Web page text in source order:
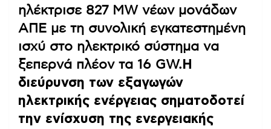
ηλέκτρισε 827 MW νέων μονάδων
ΑΠΕ με τη συνολική εγκατεστημένη
ισχύ στο ηλεκτρικό σύστημα να
ξεπερνά πλέον τα 16 GW. Η
διεύρυνση των εξαγωγών
ηλεκτρικής ενέργειας σηματοδοτεί
την ενίσχυση της ενεργειακής